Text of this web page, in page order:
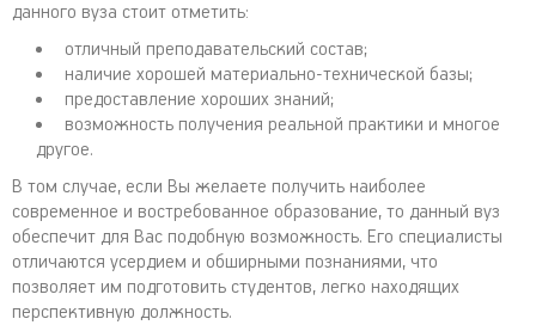
данного вуза стоит отметить:
отличный преподавательский состав;
наличие хорошей материально-технической базы;
предоставление хороших знаний;
возможность получения реальной практики и многое
другое.
В том случае, если Вы желаете получить наиболее
современное и востребованное образование, то данный вуз
обеспечит для Вас подобную возможность. Его специалисты
отличаются усердием и обширными познаниями, что
позволяет им подготовить студентов, легко находящих
перспективную должность.